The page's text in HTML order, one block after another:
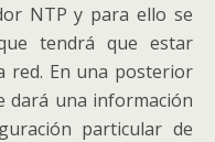
NTP y para ello se
tendrá que estar
red. En una posterior
dará una información
particular de